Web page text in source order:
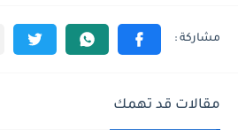
مقالات قد تهمك